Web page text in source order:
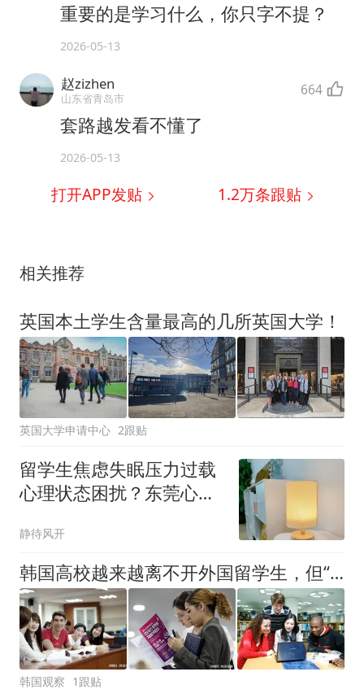
重要的是学习什么，你只字不提？
2026-05-13
赵zizhen
山东省青岛市 664
套路越发看不懂了
2026-05-13
打开APP发贴 1.2万条跟贴
相关推荐
英国本土学生含量最高的几所英国大学！
英国大学申请中心 2跟贴
留学生焦虑失眠压力过载
心理状态困扰？东莞心理
静待风开
韩国高校越来越离不开外国留学生，但“来了以后怎么办”成了难题
韩国观察 1跟贴